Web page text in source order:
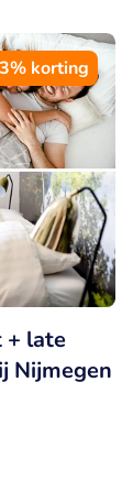
korting
+ late
Nijmegen